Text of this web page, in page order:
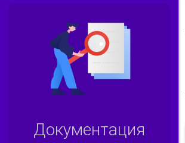
Документация